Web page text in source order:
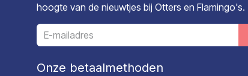
hoogte van de nieuwtjes bij Otters en Flamingo's.
Onze betaalmethoden